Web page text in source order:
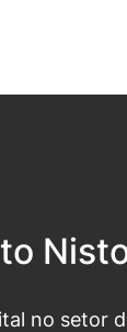
no setor